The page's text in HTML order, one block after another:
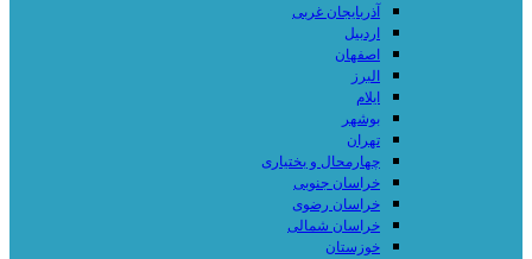
آذربایجان غربی
اردبیل
اصفهان
البرز
ایلام
بوشهر
تهران
چهارمحال و بختیاری
خراسان جنوبی
خراسان رضوی
خراسان شمالی
خوزستان